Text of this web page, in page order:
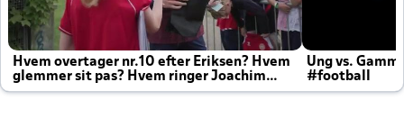
Hvem overtager nr.10 efter Eriksen? Hvem
glemmer sit pas? Hvem ringer Joachim
altid til efter kampe?
Ung vs.
#football